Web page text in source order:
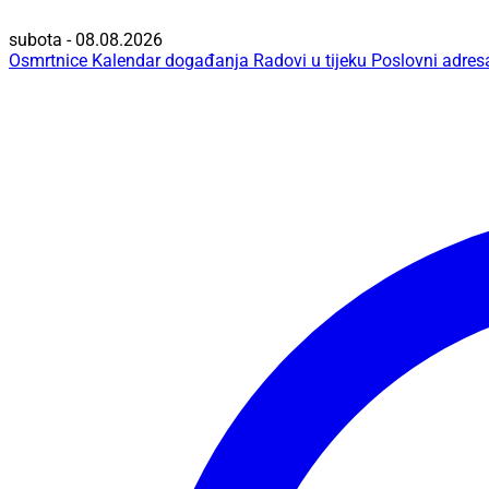
subota - 08.08.2026
Osmrtnice Kalendar događanja Radovi u tijeku Poslovni